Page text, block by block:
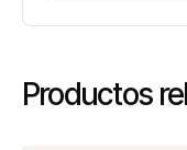
Productos